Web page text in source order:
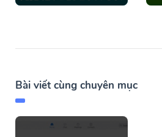
Bài viết cùng chuyên mục